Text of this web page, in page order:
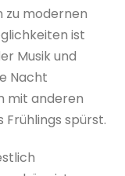
zu modernen
ist
Musik und
Nacht
mit anderen
spürst.